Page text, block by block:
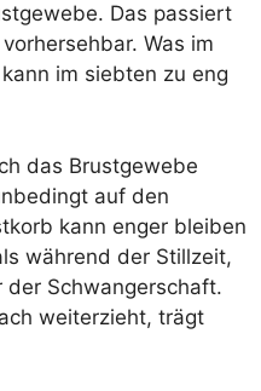
Das passiert
Was im
im siebten zu eng
das Brustgewebe
auf den
kann enger bleiben
während der Stillzeit,
Schwangerschaft.
weiterzieht, trägt